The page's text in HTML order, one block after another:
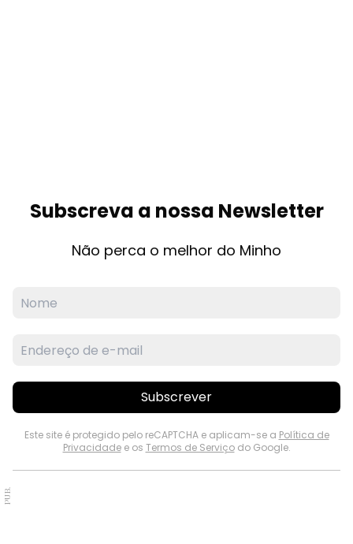
Subscreva a nossa Newsletter
Não perca o melhor do Minho
Subscrever
Este site é protegido pelo reCAPTCHA e aplicam-se a Política de
Privacidadee os Termos de Serviçodo Google.
PUB.